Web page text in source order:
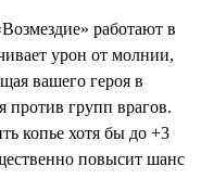
работают в
урон от молнии,
вашего героя в
групп врагов.
копье хотя бы до +3
повысит шанс